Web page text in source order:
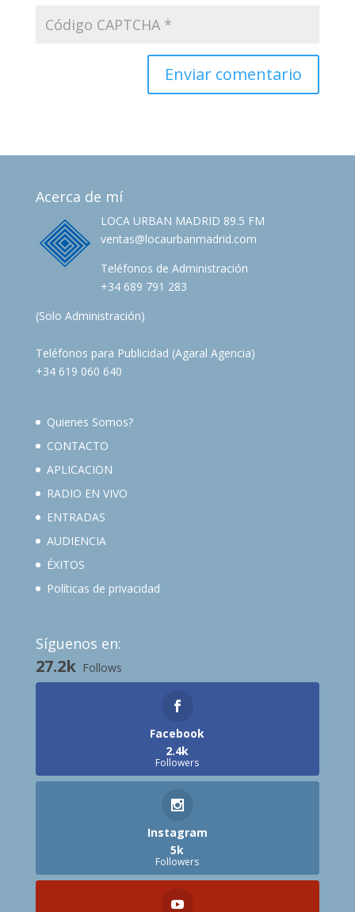
Acerca de mí
LOCA URBAN MADRID 89.5 FM
ventas@locaurbanmadrid.com
Teléfonos de Administración
+34 689 791 283
(Solo Administración)
Teléfonos para Publicidad (Agaral Agencia)
+34 619 060 640
Quienes Somos?
CONTACTO
APLICACION
RADIO EN VIVO
ENTRADAS
AUDIENCIA
ÉXITOS
Políticas de privacidad
Síguenos en:
27.2k Follows
Facebook
2.4k
Followers
Instagram
5k
Followers